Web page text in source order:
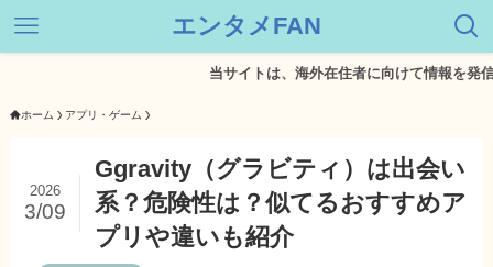
エンタメFAN
当サイトは、海外在住者に向けて情報を発信していま
ホーム アプリ・ゲーム
Ggravity（グラビティ）は出会い
系？危険性は？似てるおすすめア
プリや違いも紹介
2026
3/09